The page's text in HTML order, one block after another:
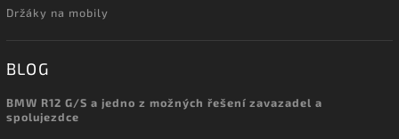
Držáky na mobily
BLOG
BMW R12 G/S a jedno z možných řešení zavazadel a
spolujezdce